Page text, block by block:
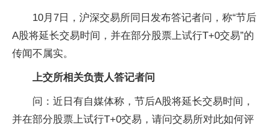
10月7日，沪深交易所同日发布答记者问，称“节后
A股将延长交易时间，并在部分股票上试行T+0交易”的
传闻不属实。
​上交所相关负责人答记者问
问：近日有自媒体称，节后A股将延长交易时间，
并在部分股票上试行T+0交易，请问交易所对此如何评